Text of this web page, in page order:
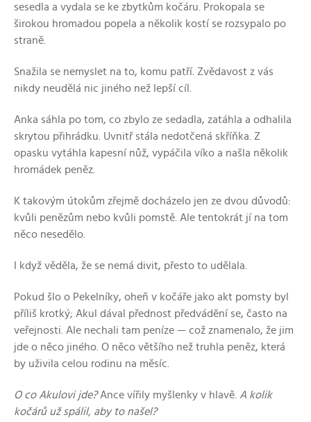
sesedla a vydala se ke zbytkům kočáru. Prokopala se
širokou hromadou popela a několik kostí se rozsypalo po
straně.
Snažila se nemyslet na to, komu patří. Zvědavost z vás
nikdy neudělá nic jiného než lepší cíl.
Anka sáhla po tom, co zbylo ze sedadla, zatáhla a odhalila
skrytou přihrádku. Uvnitř stála nedotčená skříňka. Z
opasku vytáhla kapesní nůž, vypáčila víko a našla několik
hromádek peněz.
K takovým útokům zřejmě docházelo jen ze dvou důvodů:
kvůli penězům nebo kvůli pomstě. Ale tentokrát jí na tom
něco nesedělo.
I když věděla, že se nemá divit, přesto to udělala.
Pokud šlo o Pekelníky, oheň v kočáře jako akt pomsty byl
příliš krotký; Akul dával přednost předvádění se, často na
veřejnosti. Ale nechali tam peníze — což znamenalo, že jim
jde o něco jiného. O něco většího než truhla peněz, která
by uživila celou rodinu na měsíc.
O co Akulovi jde?Ance vířily myšlenky v hlavě. A kolik
kočárů už spálil, aby to našel?